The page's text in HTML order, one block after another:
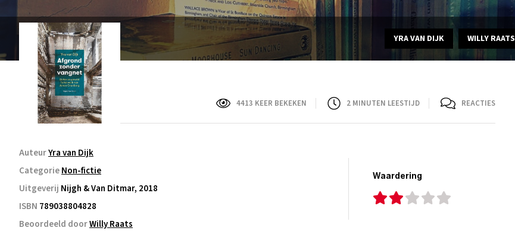
YRA VAN DIJK WILLY RAATS
4413 KEER BEKEKEN 2 MINUTEN LEESTIJD REACTIES
AuteurYra van Dijk
CategorieNon-fictie
Uitgeverij Nijgh & Van Ditmar, 2018
ISBN 789038804828
Beoordeeld doorWilly Raats
Waardering